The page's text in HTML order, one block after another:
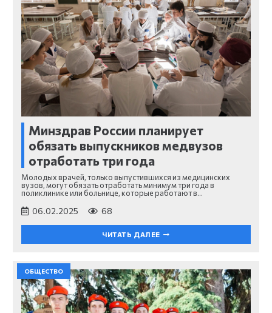
Минздрав России планирует
обязать выпускников медвузов
отработать три года
Молодых врачей, только выпустившихся из медицинских
вузов, могут обязать отработать минимум три года в
поликлинике или больнице, которые работают в…
06.02.2025 68
ЧИТАТЬ ДАЛЕЕ
ОБЩЕСТВО